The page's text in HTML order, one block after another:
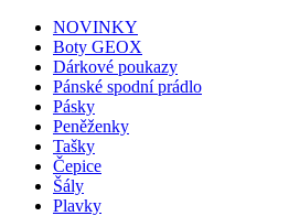
NOVINKY
Boty GEOX
Dárkové poukazy
Pánské spodní prádlo
Pásky
Peněženky
Tašky
Čepice
Šály
Plavky